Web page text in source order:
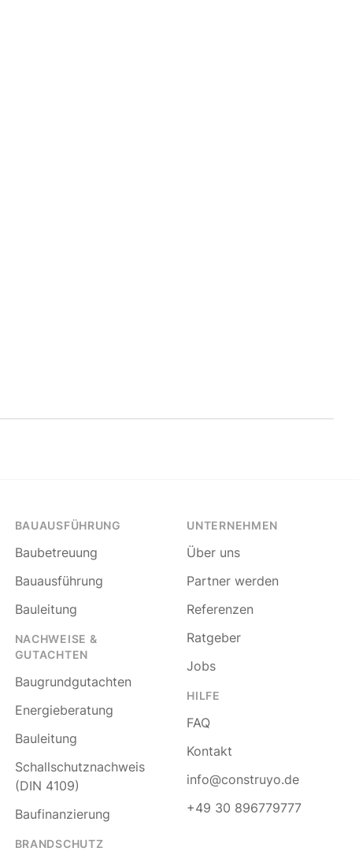
BAUAUSFÜHRUNG
Baubetreuung
Bauausführung
Bauleitung
NACHWEISE &
GUTACHTEN
Baugrundgutachten
Energieberatung
Bauleitung
Schallschutznachweis
(DIN 4109)
Baufinanzierung
BRANDSCHUTZ
UNTERNEHMEN
Über uns
Partner werden
Referenzen
Ratgeber
Jobs
HILFE
FAQ
Kontakt
info@construyo.de
+49 30 896779777